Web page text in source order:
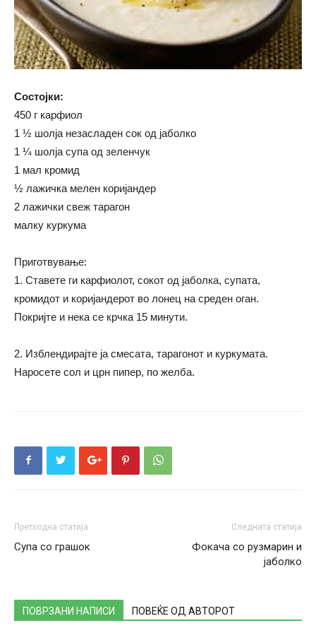
Состојки:
450 г карфиол
1 ½ шолја незасладен сок од јаболко
1 ¼ шолја супа од зеленчук
1 мал кромид
½ лажичка мелен коријандер
2 лажички свеж тарагон
малку куркума
Приготвување:
1. Ставете ги карфиолот, сокот од јаболка, супата,
кромидот и коријандерот во лонец на среден оган.
Покријте и нека се крчка 15 минути.
2. Изблендирајте ја смесата, тарагонот и куркумата.
Наросете сол и црн пипер, по желба.
Претходна статија
Супа со грашок
Следната статија
Фокача со рузмарин и
јаболко
ПОВРЗАНИ НАПИСИ ПОВЕЌЕ ОД АВТОРОТ